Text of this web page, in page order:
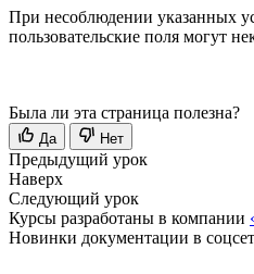
При несоблюдении указанных
пользовательские поля могут
Была ли эта страница полезна?
Да Нет
Предыдущий урок
Наверх
Следующий урок
Курсы разработаны в компании
Новинки документации в